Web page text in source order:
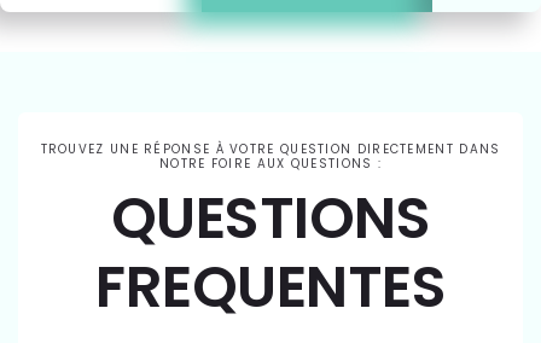
TROUVEZ UNE RÉPONSE À VOTRE QUESTION DIRECTEMENT DANS
NOTRE FOIRE AUX QUESTIONS :
QUESTIONS
FREQUENTES